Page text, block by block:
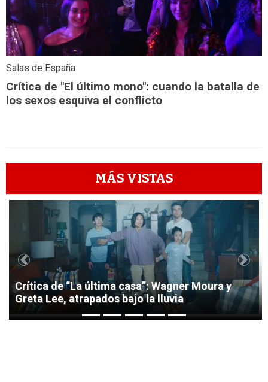
Salas de España
Crítica de "El último mono": cuando la batalla de
los sexos esquiva el conflicto
MÁS VISTAS
1
Crítica de “La última casa”: Wagner Moura y
Greta Lee, atrapados bajo la lluvia
Previous Next